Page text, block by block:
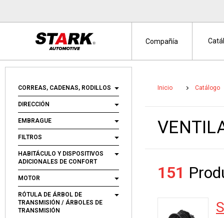
CORREAS, CADENAS, RODILLOS
DIRECCIÓN
EMBRAGUE
FILTROS
HABITÁCULO Y DISPOSITIVOS
ADICIONALES DE CONFORT
MOTOR
RÓTULA DE ÁRBOL DE
TRANSMISIÓN / ÁRBOLES DE
TRANSMISIÓN
Inicio Catálogo
151
Compañía